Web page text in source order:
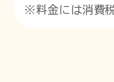
※料金には消費税